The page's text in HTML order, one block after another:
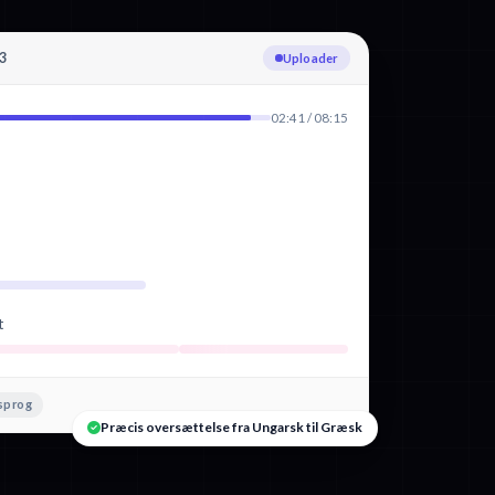
Transskriberer Ungarsk
02:41 / 08:15
Præcis oversættelse fra Ungarsk til Græsk